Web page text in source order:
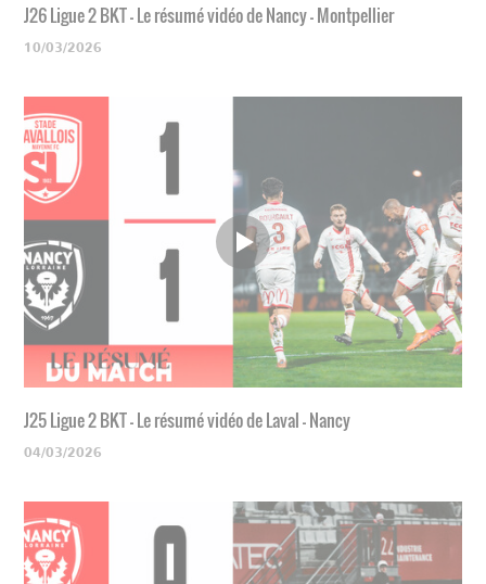
J26 Ligue 2 BKT - Le résumé vidéo de Nancy - Montpellier
10/03/2026
J25 Ligue 2 BKT - Le résumé vidéo de Laval - Nancy
04/03/2026